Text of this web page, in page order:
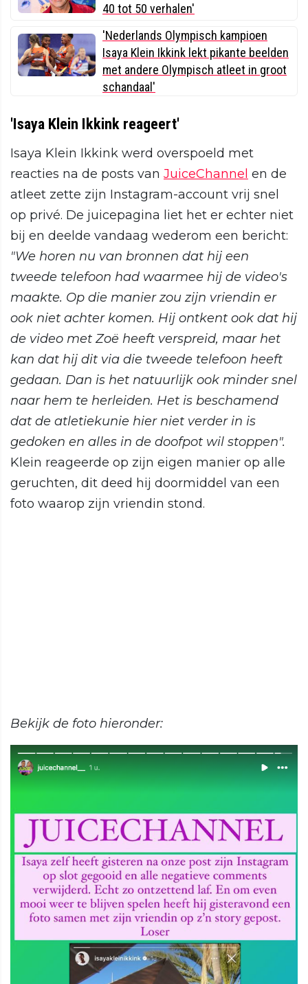
40 tot 50 verhalen'
'Nederlands Olympisch kampioen
Isaya Klein Ikkink lekt pikante beelden
met andere Olympisch atleet in groot
schandaal'
'Isaya Klein Ikkink reageert'
Isaya Klein Ikkink werd overspoeld met
reacties na de posts van JuiceChannel en de
atleet zette zijn Instagram-account vrij snel
op privé. De juicepagina liet het er echter niet
bij en deelde vandaag wederom een bericht:
"We horen nu van bronnen dat hij een
tweede telefoon had waarmee hij de video's
maakte. Op die manier zou zijn vriendin er
ook niet achter komen. Hij ontkent ook dat hij
de video met Zoë heeft verspreid, maar het
kan dat hij dit via die tweede telefoon heeft
gedaan. Dan is het natuurlijk ook minder snel
naar hem te herleiden. Het is beschamend
dat de atletiekunie hier niet verder in is
gedoken en alles in de doofpot wil stoppen".
Klein reageerde op zijn eigen manier op alle
geruchten, dit deed hij doormiddel van een
foto waarop zijn vriendin stond.
Bekijk de foto hieronder: